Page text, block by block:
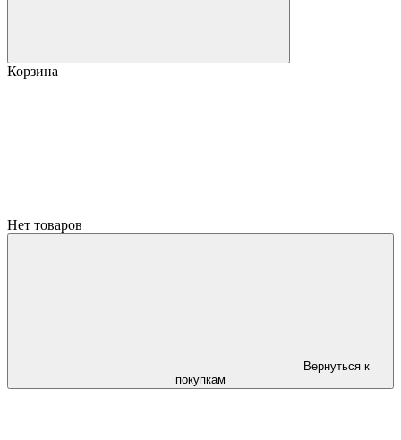
Корзина
Нет товаров
Вернуться к
покупкам